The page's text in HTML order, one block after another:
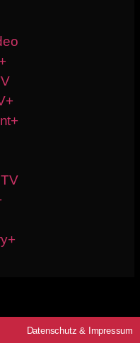
Datenschutz & Impressum